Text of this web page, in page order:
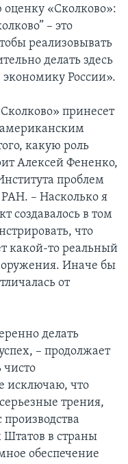
«Сколково»:
– это
реализовывать
делать здесь
России».
принесет
американским
какую роль
Алексей Фененко,
проблем
– Насколько я
создавалось в том
что
какой-то реальный
Иначе бы
от
делать
– продолжает
чисто
исключаю, что
трения,
в страны
обеспечение